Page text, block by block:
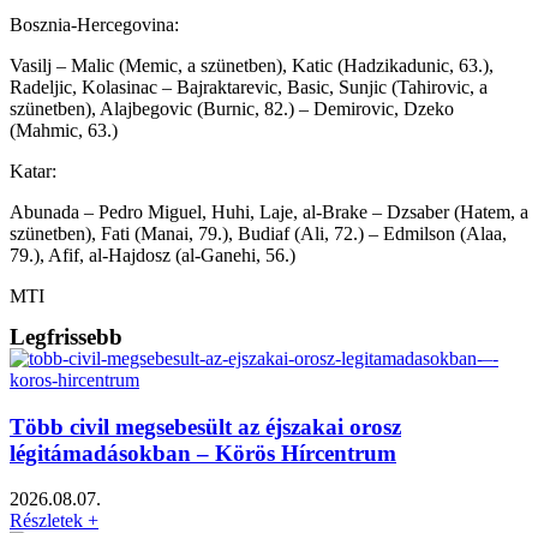
Bosznia-Hercegovina:
Vasilj – Malic (Memic, a szünetben), Katic (Hadzikadunic, 63.),
Radeljic, Kolasinac – Bajraktarevic, Basic, Sunjic (Tahirovic, a
szünetben), Alajbegovic (Burnic, 82.) – Demirovic, Dzeko
(Mahmic, 63.)
Katar:
Abunada – Pedro Miguel, Huhi, Laje, al-Brake – Dzsaber (Hatem, a
szünetben), Fati (Manai, 79.), Budiaf (Ali, 72.) – Edmilson (Alaa,
79.), Afif, al-Hajdosz (al-Ganehi, 56.)
MTI
Legfrissebb
Több civil megsebesült az éjszakai orosz
légitámadásokban – Körös Hírcentrum
2026.08.07.
Részletek +